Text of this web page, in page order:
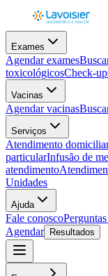
Exames
Agendar exames
toxicológicosCheck-
Vacinas
Agendar vacinas
Serviços
Atendimento
particularInfusão de
atendimento
Unidades
Ajuda
Fale conosco
Agendar
Resultados